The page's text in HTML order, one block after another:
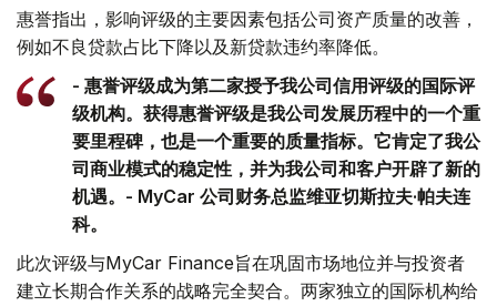
惠誉指出，影响评级的主要因素包括公司资产质量的改善，
例如不良贷款占比下降以及新贷款违约率降低。
- 惠誉评级成为第二家授予我公司信用评级的国际评
级机构。获得惠誉评级是我公司发展历程中的一个重
要里程碑，也是一个重要的质量指标。它肯定了我公
司商业模式的稳定性，并为我公司和客户开辟了新的
机遇。- MyCar 公司财务总监维亚切斯拉夫·帕夫连
科。
此次评级与MyCar Finance旨在巩固市场地位并与投资者
建立长期合作关系的战略完全契合。两家独立的国际机构给